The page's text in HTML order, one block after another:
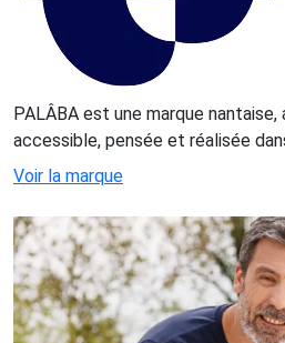
PALÂBA est une marque
accessible, pensée et réalisée
Voir la marque